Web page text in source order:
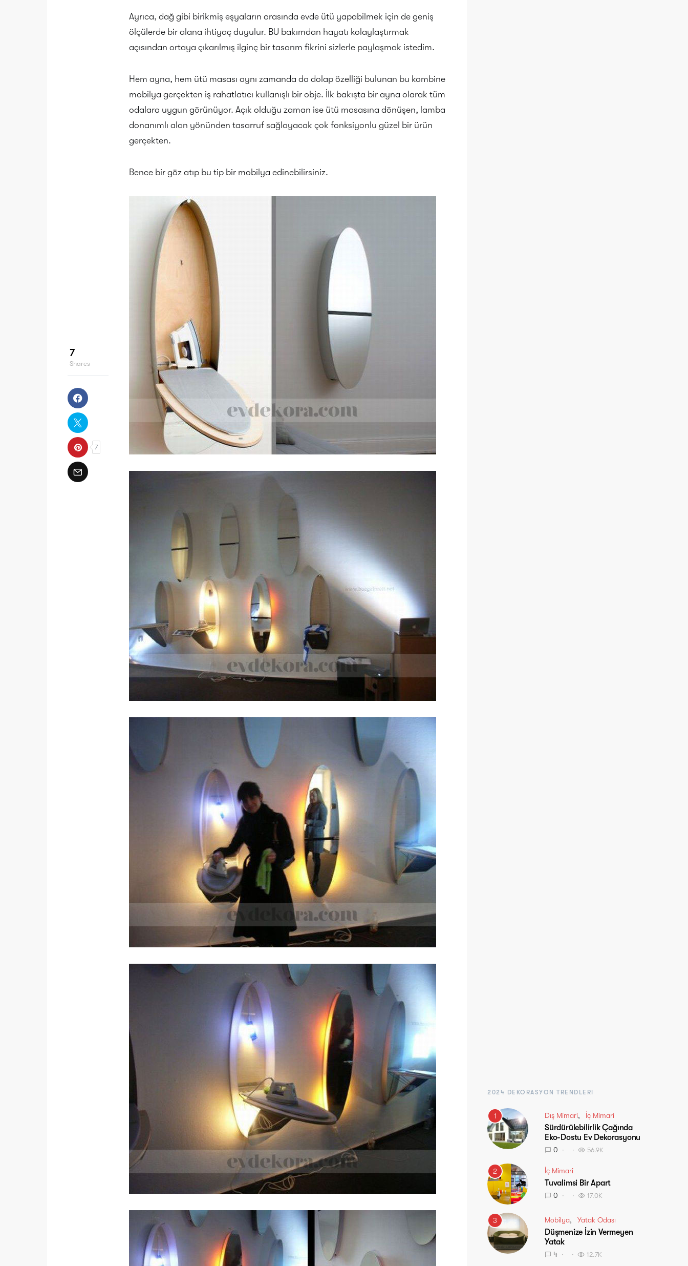
7
Shares
7
Ayrıca, dağ gibi birikmiş eşyaların arasında evde ütü yapabilmek için de geniş
ölçülerde bir alana ihtiyaç duyulur. BU bakımdan hayatı kolaylaştırmak
açısından ortaya çıkarılmış ilginç bir tasarım fikrini sizlerle paylaşmak istedim.
Hem ayna, hem ütü masası aynı zamanda da dolap özelliği bulunan bu kombine
mobilya gerçekten iş rahatlatıcı kullanışlı bir obje. İlk bakışta bir ayna olarak tüm
odalara uygun görünüyor. Açık olduğu zaman ise ütü masasına dönüşen, lamba
donanımlı alan yönünden tasarruf sağlayacak çok fonksiyonlu güzel bir ürün
gerçekten.
Bence bir göz atıp bu tip bir mobilya edinebilirsiniz.
2024 DEKORASYON TRENDLERI
1 Dış Mimari İç Mimari
Sürdürülebilirlik Çağında
Eko-Dostu Ev Dekorasyonu
0 56.9K
2 İç Mimari
Tuvalimsi Bir Apart
0 17.0K
3 Mobilya Yatak Odası
Düşmenize İzin Vermeyen
Yatak
4 12.7K